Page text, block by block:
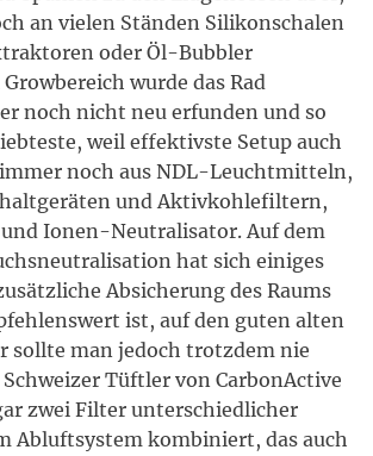
an vielen Ständen Silikonschalen
oder Öl-Bubbler
wurde das Rad
noch nicht neu erfunden und so
weil effektivste Setup auch
noch aus NDL-Leuchtmitteln,
und Aktivkohlefiltern,
und Ionen-Neutralisator. Auf dem
hat sich einiges
Absicherung des Raums
ist, auf den guten alten
man jedoch trotzdem nie
Tüftler von CarbonActive
zwei Filter unterschiedlicher
Abluftsystem kombiniert, das auch